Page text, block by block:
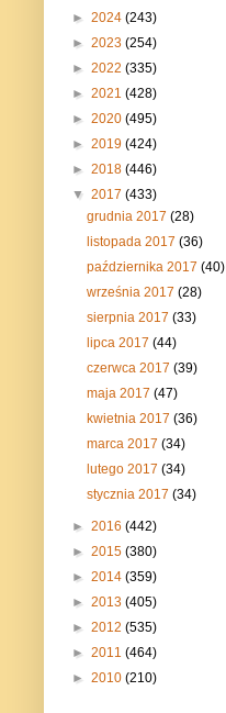
► 2024 (243)
► 2023 (254)
► 2022 (335)
► 2021 (428)
► 2020 (495)
► 2019 (424)
► 2018 (446)
▼ 2017 (433)
grudnia 2017(28)
listopada 2017(36)
października 2017(40)
września 2017(28)
sierpnia 2017(33)
lipca 2017(44)
czerwca 2017(39)
maja 2017(47)
kwietnia 2017(36)
marca 2017(34)
lutego 2017(34)
stycznia 2017(34)
► 2016 (442)
► 2015 (380)
► 2014 (359)
► 2013 (405)
► 2012 (535)
► 2011 (464)
► 2010 (210)